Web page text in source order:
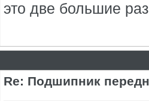
это две большие
Re: Подшипник